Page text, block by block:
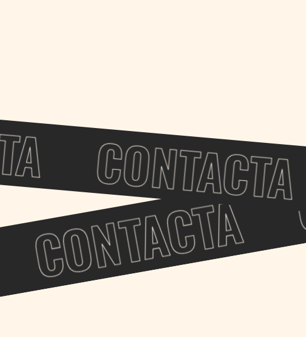
CONTACTA
CONTACTA